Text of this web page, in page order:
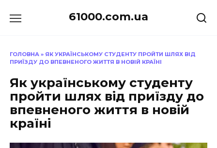
до
61000.com.ua
ГОЛОВНА » ЯК УКРАЇНСЬКОМУ СТУДЕНТУ ПРОЙТИ ШЛЯХ ВІД
ПРИЇЗДУ ДО ВПЕВНЕНОГО ЖИТТЯ В НОВІЙ КРАЇНІ
Як українському студенту
пройти шлях від приїзду до
впевненого життя в новій
країні